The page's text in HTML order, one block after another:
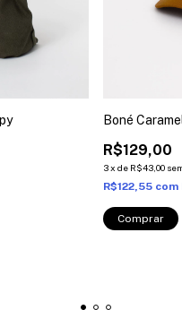
Boné
R$129,00
3x de R$43,00
R$122,55 com